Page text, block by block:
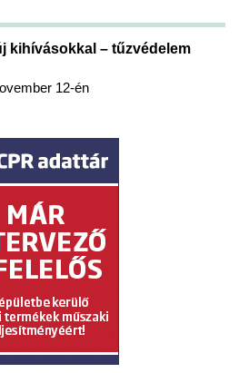
kihívásokkal – tűzvédelem
12-én